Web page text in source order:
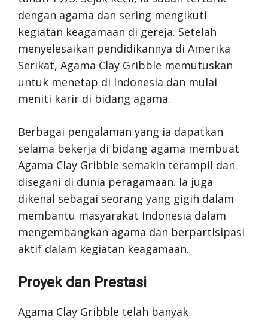
dengan agama dan sering mengikuti
kegiatan keagamaan di gereja. Setelah
menyelesaikan pendidikannya di Amerika
Serikat, Agama Clay Gribble memutuskan
untuk menetap di Indonesia dan mulai
meniti karir di bidang agama.
Berbagai pengalaman yang ia dapatkan
selama bekerja di bidang agama membuat
Agama Clay Gribble semakin terampil dan
disegani di dunia peragamaan. Ia juga
dikenal sebagai seorang yang gigih dalam
membantu masyarakat Indonesia dalam
mengembangkan agama dan berpartisipasi
aktif dalam kegiatan keagamaan.
Proyek dan Prestasi
Agama Clay Gribble telah banyak